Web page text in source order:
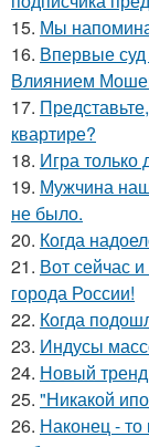
15. Мы
16. Впервые
Влиянием
17.
квартире?
18. Игра только
19. Мужчина
не было.
20. Когда
21. Вот сейчас
города России!
22. Когда
23. Индусы
24. Новый
25. "Никакой
26. Наконец - то